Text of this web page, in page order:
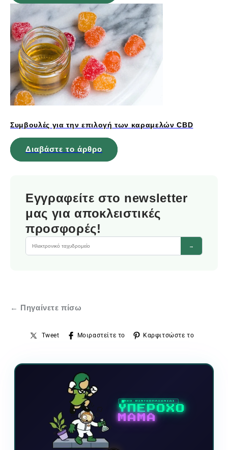
Συμβουλές για την επιλογή των καραμελών CBD
Διαβάστε το άρθρο
Εγγραφείτε στο newsletter
μας για αποκλειστικές
προσφορές!
→
← Πηγαίνετε πίσω
Tweet Μοιραστείτε το Καρφιτσώστε το
ΝΕΟ ΒΙΝΤΕΟΠΑΙΧΝΙΔΙ
ΥΠΕΡΟΧΟ
ΜΑΜΑ